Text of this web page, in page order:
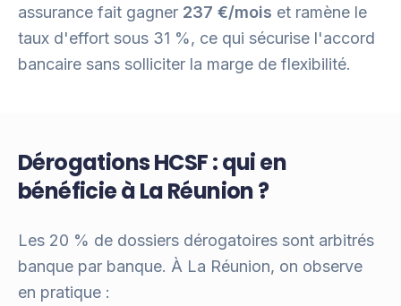
assurance fait gagner 237 €/mois et ramène le
taux d'effort sous 31 %, ce qui sécurise l'accord
bancaire sans solliciter la marge de flexibilité.
Dérogations HCSF : qui en
bénéficie à La Réunion ?
Les 20 % de dossiers dérogatoires sont arbitrés
banque par banque. À La Réunion, on observe
en pratique :